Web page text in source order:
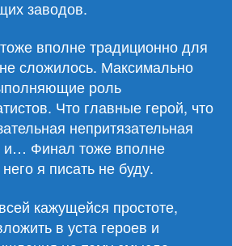
заводов.
вполне традиционно для
сложилось. Максимально
роль
Что главные герой, что
непритязательная
Финал тоже вполне
я писать не буду.
кажущейся простоте,
в уста героев и